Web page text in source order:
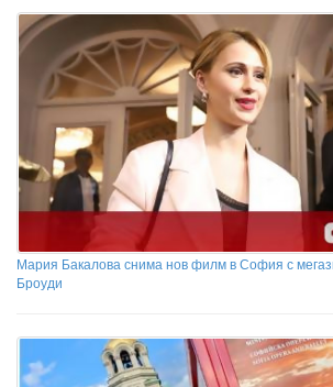
Мария Бакалова снима нов филм в София с
Броуди